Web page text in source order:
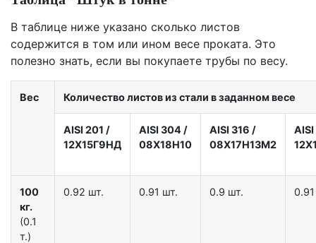
В таблице ниже указано сколько листов
содержится в том или ином весе проката. Это
полезно знать, если вы покупаете трубы по весу.
Вес Количество листов из стали в заданном весе
AISI 201 /
12X15Г9НД
AISI 304 /
08Х18Н10
AISI 316 /
08Х17Н13М2
AISI
100
кг.
(0.1
т.)
0.92 шт. 0.91 шт. 0.9 шт.